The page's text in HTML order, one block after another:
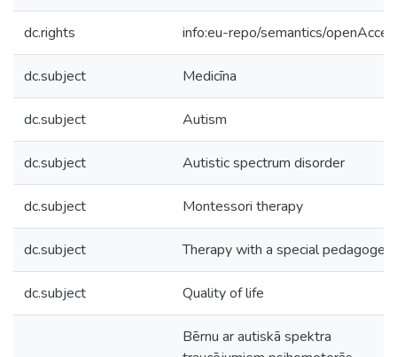
dc.rights info:eu-repo/semantics/
dc.subject Medicīna
dc.subject Autism
dc.subject Autistic spectrum disorder
dc.subject Montessori therapy
dc.subject Therapy with a special pedagoge
dc.subject Quality of life
Bērnu ar autiskā spektra